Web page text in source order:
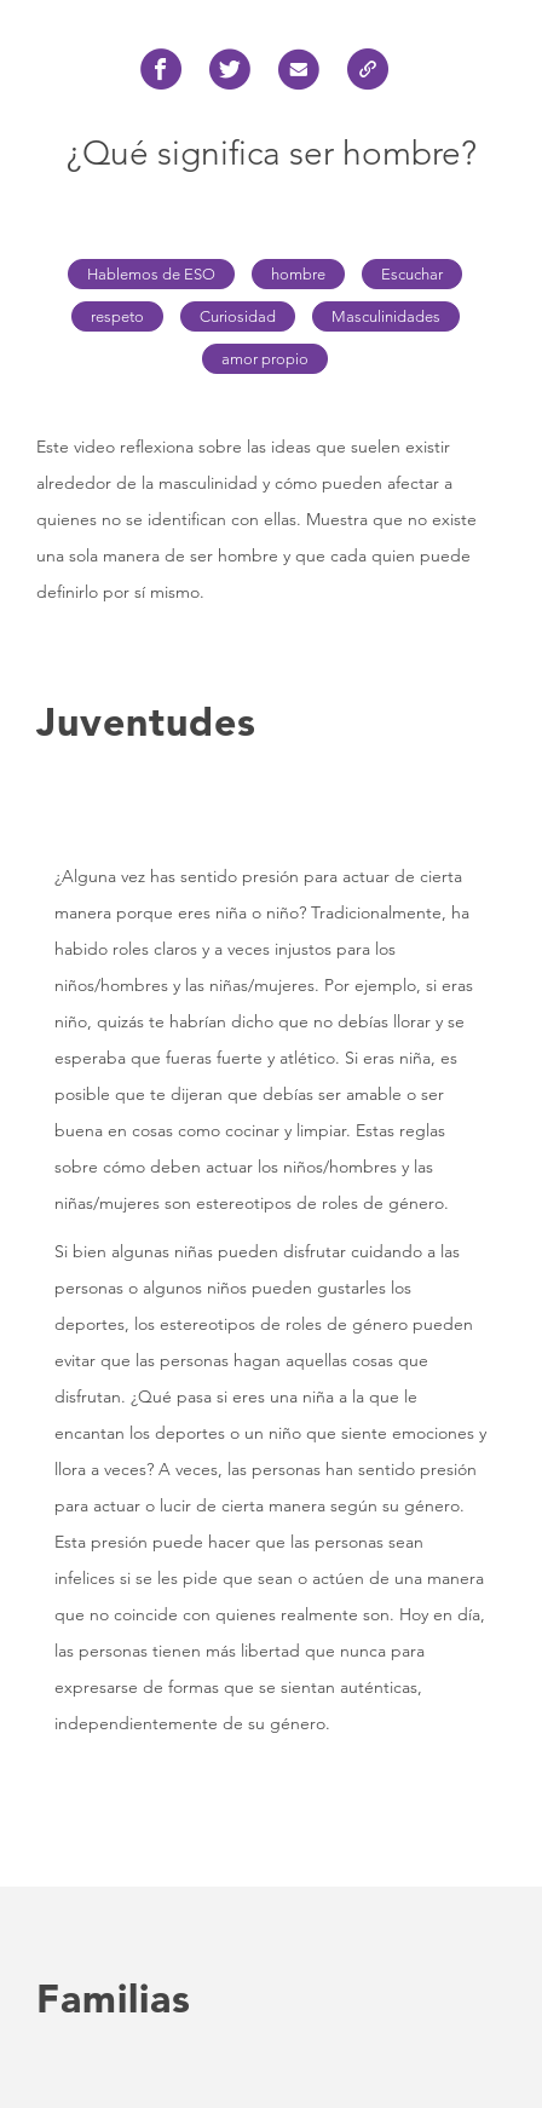
¿Qué significa ser hombre?
Hablemos de ESO hombre Escuchar
respeto Curiosidad Masculinidades
amor propio
Este video reflexiona sobre las ideas que suelen existir
alrededor de la masculinidad y cómo pueden afectar a
quienes no se identifican con ellas. Muestra que no existe
una sola manera de ser hombre y que cada quien puede
definirlo por sí mismo.
Juventudes
¿Alguna vez has sentido presión para actuar de cierta
manera porque eres niña o niño? Tradicionalmente, ha
habido roles claros y a veces injustos para los
niños/hombres y las niñas/mujeres. Por ejemplo, si eras
niño, quizás te habrían dicho que no debías llorar y se
esperaba que fueras fuerte y atlético. Si eras niña, es
posible que te dijeran que debías ser amable o ser
buena en cosas como cocinar y limpiar. Estas reglas
sobre cómo deben actuar los niños/hombres y las
niñas/mujeres son estereotipos de roles de género.
Si bien algunas niñas pueden disfrutar cuidando a las
personas o algunos niños pueden gustarles los
deportes, los estereotipos de roles de género pueden
evitar que las personas hagan aquellas cosas que
disfrutan. ¿Qué pasa si eres una niña a la que le
encantan los deportes o un niño que siente emociones y
llora a veces? A veces, las personas han sentido presión
para actuar o lucir de cierta manera según su género.
Esta presión puede hacer que las personas sean
infelices si se les pide que sean o actúen de una manera
que no coincide con quienes realmente son. Hoy en día,
las personas tienen más libertad que nunca para
expresarse de formas que se sientan auténticas,
independientemente de su género.
Familias